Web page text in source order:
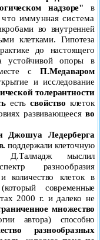
надзоре" в
иммунная система
во внутренней
клетками. Гипотеза
до настоящего
устойчивой опоры в
сП.Медаваром
и исследование
толерантности
естьсвойство клеток
развивающееся во
Джошуа Ледерберга
поддержали клеточную
Д.Талмадж мыслил
разнообразия
количество клеток в
современные
2000 г. и далеко не
множество
автора) способно
разнообразных